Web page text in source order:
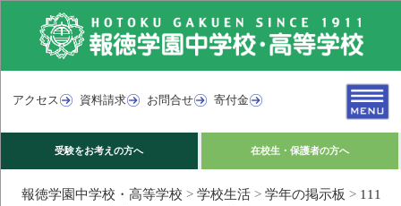
アクセス 資料請求 お問合せ 寄付金
受験をお考えの方へ 在校生・保護者の方へ
報徳学園中学校・高等学校 > 学校生活> 学年の掲示板 > 111